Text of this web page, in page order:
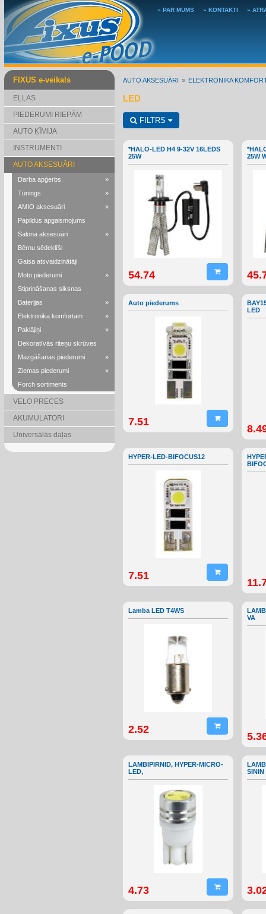
» PAR MUMS » KONTAKTI »
FIXUS e-veikals
EĻĻAS
PIEDERUMI RIEPĀM
AUTO ĶĪMIJA
INSTRUMENTI
AUTO AKSESUĀRI
Darba apģerbs
»
Tūnings
»
AMIO aksesuāri
»
Papildus apgaismojums
Salona aksesuāri
»
Bērnu sēdeklīši
Gaisa atsvaidzinātāji
Moto piederumi
»
Stiprināšanas siksnas
Baterijas
»
Elektronika komfortam
»
Paklājiņi
»
Dekoratīvās riteņu skrūves
Mazgāšanas piederumi
»
Ziemas piederumi
»
Forch sortiments
VELO PRECES
AKUMULATORI
Universālās daļas
AUTO AKSESUĀRI ELEKTRONIKA
LED
FILTRS
*HALO-LED H4 9-32V 16LEDS
25W
54.74
25W
Auto piederums
7.51
LED
HYPER-LED-BIFOCUS12
7.51
Lamba LED T4WS
2.52
VA
LAMBIPIRNID, HYPER-MICRO-
LED,
4.73
SININ